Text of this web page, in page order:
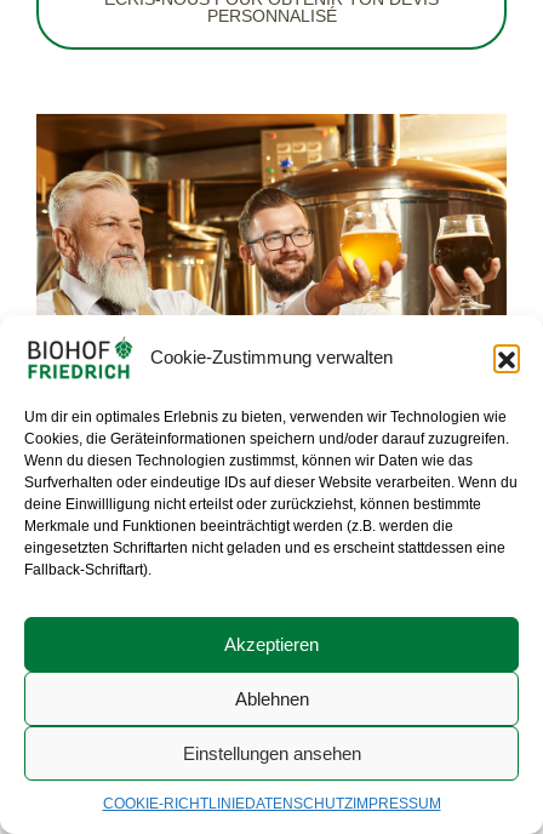
Cookie-Zustimmung verwalten
Um dir ein optimales Erlebnis zu bieten, verwenden wir Technologien wie
Cookies, die Geräteinformationen speichern und/oder darauf zuzugreifen.
Wenn du diesen Technologien zustimmst, können wir Daten wie das
Surfverhalten oder eindeutige IDs auf dieser Website verarbeiten. Wenn du
deine Einwillligung nicht erteilst oder zurückziehst, können bestimmte
Merkmale und Funktionen beeinträchtigt werden (z.B. werden die
eingesetzten Schriftarten nicht geladen und es erscheint stattdessen eine
Fallback-Schriftart).
Akzeptieren
Ablehnen
Einstellungen ansehen
COOKIE-RICHTLINIEDATENSCHUTZIMPRESSUM
Fränkische Schweiz